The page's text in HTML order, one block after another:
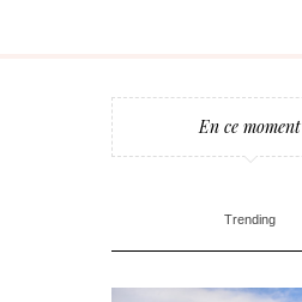
En ce moment
Trending